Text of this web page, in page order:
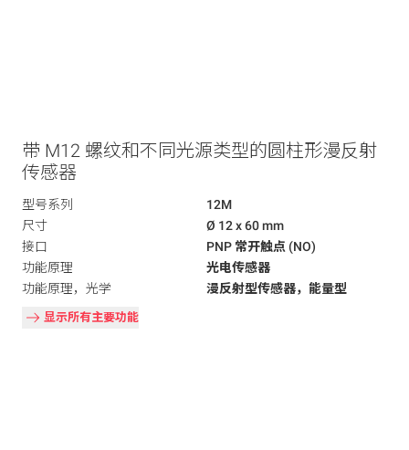
带 M12 螺纹和不同光源类型的圆柱形漫反射
传感器
型号系列
12M
尺寸
Ø 12 x 60 mm
接口
PNP 常开触点 (NO)
功能原理
光电传感器
功能原理，光学
漫反射型传感器，能量型
显示所有主要功能